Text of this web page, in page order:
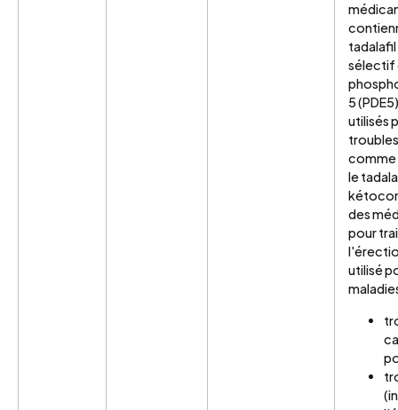
tadalafil
sélectif
5
utilisés
comme
le
des
pour
utilisé